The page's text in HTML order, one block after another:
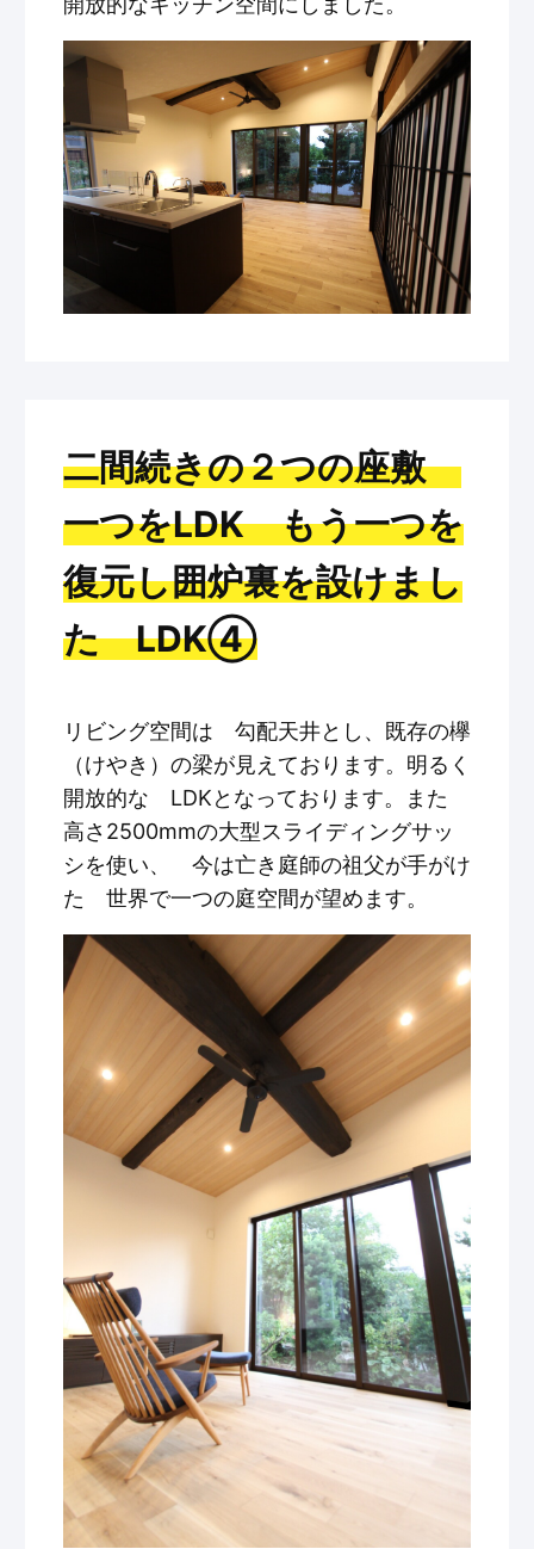
二間続きの２つの座敷
一つをLDK もう一つを
復元し囲炉裏を設けまし
た LDK④
リビング空間は 勾配天井とし、既存の欅
（けやき）の梁が見えております。明るく
開放的な LDKとなっております。また
高さ2500mmの大型スライディングサッ
シを使い、 今は亡き庭師の祖父が手がけ
た 世界で一つの庭空間が望めます。